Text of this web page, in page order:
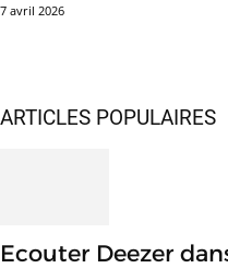
7 avril 2026
ARTICLES POPULAIRES
Ecouter Deezer